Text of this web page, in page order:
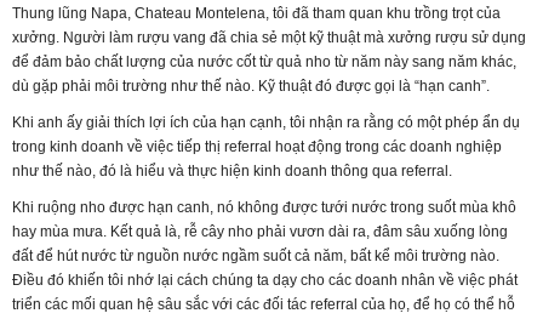
Thung lũng Napa, Chateau Montelena, tôi đã tham quan khu trồng trọt của
xưởng. Người làm rượu vang đã chia sẻ một kỹ thuật mà xưởng rượu sử dụng
để đảm bảo chất lượng của nước cốt từ quả nho từ năm này sang năm khác,
dù gặp phải môi trường như thế nào. Kỹ thuật đó được gọi là “hạn canh”.
Khi anh ấy giải thích lợi ích của hạn cạnh, tôi nhận ra rằng có một phép ẩn dụ
trong kinh doanh về việc tiếp thị referral hoạt động trong các doanh nghiệp
như thế nào, đó là hiểu và thực hiện kinh doanh thông qua referral.
Khi ruộng nho được hạn canh, nó không được tưới nước trong suốt mùa khô
hay mùa mưa. Kết quả là, rễ cây nho phải vươn dài ra, đâm sâu xuống lòng
đất để hút nước từ nguồn nước ngầm suốt cả năm, bất kể môi trường nào.
Điều đó khiến tôi nhớ lại cách chúng ta dạy cho các doanh nhân về việc phát
triển các mối quan hệ sâu sắc với các đối tác referral của họ, để họ có thể hỗ